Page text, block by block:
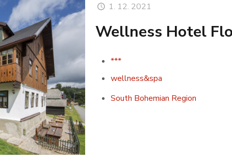
1. 12. 2021
Wellness Hotel
***
wellness&spa
South Bohemian Region